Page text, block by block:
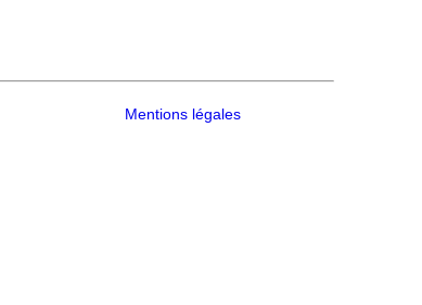
Mentions légales